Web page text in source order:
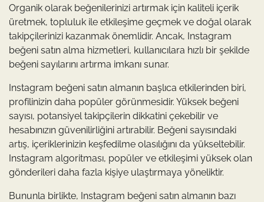
Organik olarak beğenilerinizi artırmak için kaliteli içerik
üretmek, topluluk ile etkileşime geçmek ve doğal olarak
takipçilerinizi kazanmak önemlidir. Ancak, Instagram
beğeni satın alma hizmetleri, kullanıcılara hızlı bir şekilde
beğeni sayılarını artırma imkanı sunar.
Instagram beğeni satın almanın başlıca etkilerinden biri,
profilinizin daha popüler görünmesidir. Yüksek beğeni
sayısı, potansiyel takipçilerin dikkatini çekebilir ve
hesabınızın güvenilirliğini artırabilir. Beğeni sayısındaki
artış, içeriklerinizin keşfedilme olasılığını da yükseltebilir.
Instagram algoritması, popüler ve etkileşimi yüksek olan
gönderileri daha fazla kişiye ulaştırmaya yöneliktir.
Bununla birlikte, Instagram beğeni satın almanın bazı